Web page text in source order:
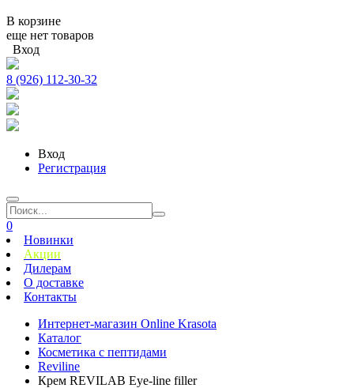
В корзине
еще нет товаров
Вход
8 (926) 112-30-32
Вход
Регистрация
0
Новинки
Акции
Дилерам
О доставке
Контакты
Интернет-магазин Online Krasota
Каталог
Косметика с пептидами
Reviline
Крем REVILAB Eye-line filler